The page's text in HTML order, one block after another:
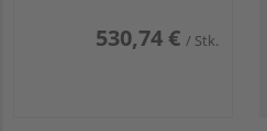
530,74 € / Stk.